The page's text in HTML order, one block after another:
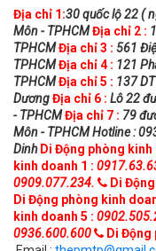
Địa chỉ 1:30 quốc lộ 22 (
Môn - TPHCMĐịa chỉ 2 :
TPHCMĐịa chỉ 3 : 561
TPHCMĐịa chỉ 4 : 121
TPHCMĐịa chỉ 5 : 137
DươngĐịa chỉ 6 : Lô 22
- TPHCMĐịa chỉ 7 : 79
Môn - TPHCMHotline :
Dinh Di Động phòng kinh
kinh doanh 1 :
0909.077.234.
Di
Di Động phòng kinh
kinh doanh 5 :
0936.600.600
Di Động